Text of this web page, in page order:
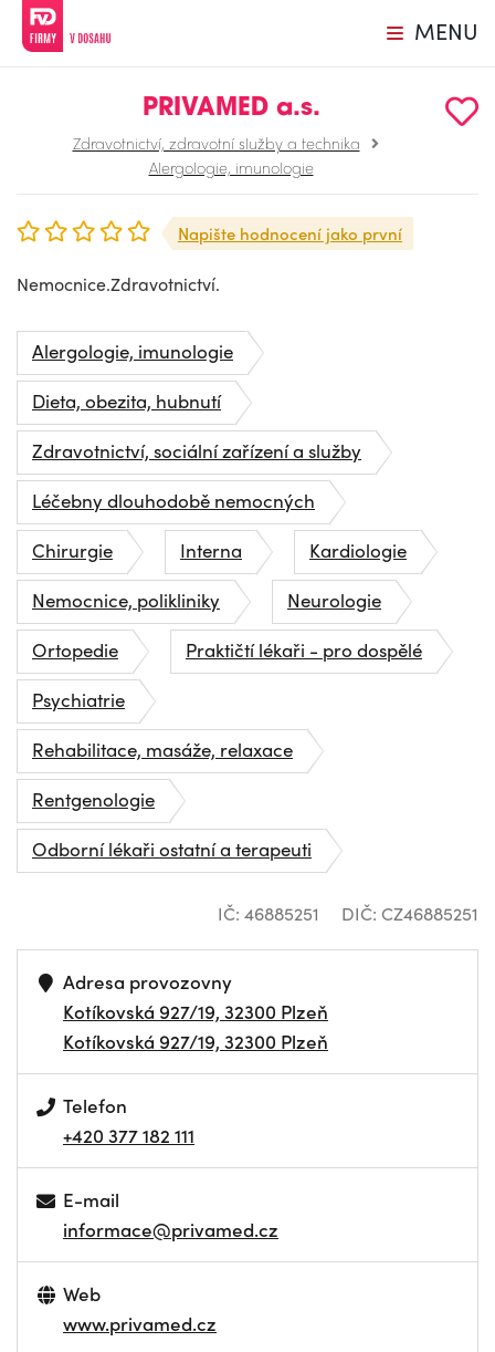
MENU
PRIVAMED a.s.
Zdravotnictví, zdravotní služby a technika
Alergologie, imunologie
Napište hodnocení jako první
Nemocnice.Zdravotnictví.
Alergologie, imunologie
Dieta, obezita, hubnutí
Zdravotnictví, sociální zařízení a služby
Léčebny dlouhodobě nemocných
Chirurgie
Interna
Kardiologie
Nemocnice, polikliniky
Neurologie
Ortopedie
Praktičtí lékaři - pro dospělé
Psychiatrie
Rehabilitace, masáže, relaxace
Rentgenologie
Odborní lékaři ostatní a terapeuti
IČ: 46885251 DIČ: CZ46885251
Adresa provozovny
Kotíkovská 927/19, 32300 Plzeň
Kotíkovská 927/19, 32300 Plzeň
Telefon
+420 377 182 111
E-mail
informace@privamed.cz
Web
www.privamed.cz